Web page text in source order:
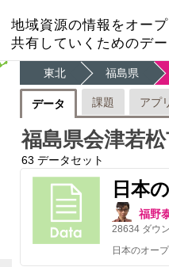
地域資源の情報をオー
共有していくためのデ
東北 福島県
データ 課題 アプ
福島県会津若
63 データセット
日本
福野
28634 ダウ